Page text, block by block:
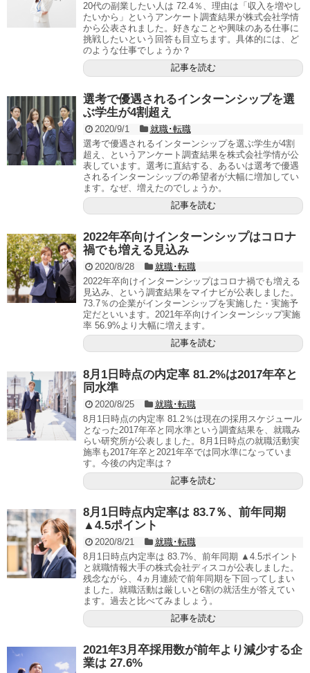
20代の副業したい人は 72.4％、理由は「収入を増やし
たいから」というアンケート調査結果が株式会社学情
から公表されました。好きなことや興味のある仕事に
挑戦したいという回答も目立ちます。具体的には、ど
のような仕事でしょうか？
記事を読む
選考で優遇されるインターンシップを選
ぶ学生が4割超え
2020/9/1
就職･転職
選考で優遇されるインターンシップを選ぶ学生が4割
超え、というアンケート調査結果を株式会社学情が公
表しています。選考に直結する、あるいは選考で優遇
されるインターンシップの希望者が大幅に増加してい
ます。なぜ、増えたのでしょうか。
記事を読む
2022年卒向けインターンシップはコロナ
禍でも増える見込み
2020/8/28
就職･転職
2022年卒向けインターンシップはコロナ禍でも増える
見込み、という調査結果をマイナビが公表しました。
73.7％の企業がインターンシップを実施した・実施予
定だといいます。2021年卒向けインターンシップ実施
率 56.9%より大幅に増えます。
記事を読む
8月1日時点の内定率 81.2%は2017年卒と
同水準
2020/8/25
就職･転職
8月1日時点の内定率 81.2％は現在の採用スケジュール
となった2017年卒と同水準という調査結果を、就職み
らい研究所が公表しました。8月1日時点の就職活動実
施率も2017年卒と2021年卒では同水準になっていま
す。今後の内定率は？
記事を読む
8月1日時点内定率は 83.7％、前年同期
▲4.5ポイント
2020/8/21
就職･転職
8月1日時点内定率は 83.7%、前年同期 ▲4.5ポイント
と就職情報大手の株式会社ディスコが公表しました。
残念ながら、4ヵ月連続で前年同期を下回ってしまい
ました。就職活動は厳しいと6割の就活生が答えてい
ます。過去と比べてみましょう。
記事を読む
2021年3月卒採用数が前年より減少する企
業は 27.6%